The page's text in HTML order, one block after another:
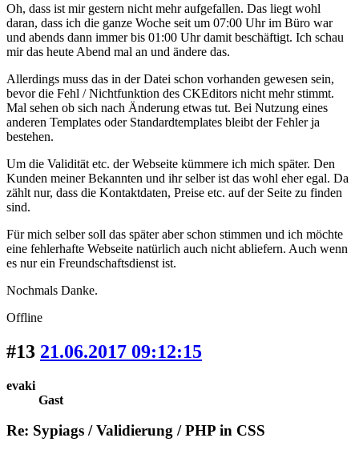
Oh, dass ist mir gestern nicht mehr aufgefallen. Das liegt wohl
daran, dass ich die ganze Woche seit um 07:00 Uhr im Büro war
und abends dann immer bis 01:00 Uhr damit beschäftigt. Ich schau
mir das heute Abend mal an und ändere das.
Allerdings muss das in der Datei schon vorhanden gewesen sein,
bevor die Fehl / Nichtfunktion des CKEditors nicht mehr stimmt.
Mal sehen ob sich nach Änderung etwas tut. Bei Nutzung eines
anderen Templates oder Standardtemplates bleibt der Fehler ja
bestehen.
Um die Validität etc. der Webseite kümmere ich mich später. Den
Kunden meiner Bekannten und ihr selber ist das wohl eher egal. Da
zählt nur, dass die Kontaktdaten, Preise etc. auf der Seite zu finden
sind.
Für mich selber soll das später aber schon stimmen und ich möchte
eine fehlerhafte Webseite natürlich auch nicht abliefern. Auch wenn
es nur ein Freundschaftsdienst ist.
Nochmals Danke.
Offline
#13 21.06.2017 09:12:15
evaki
Gast
Re: Sypiags / Validierung / PHP in CSS